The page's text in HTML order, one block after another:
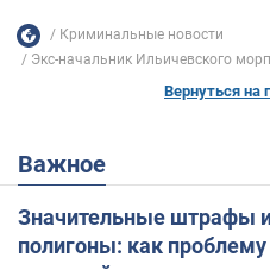
Криминальные новости
Экс-начальник Ильичевского
Вернуться на
Важное
Значительные штрафы
полигоны: как